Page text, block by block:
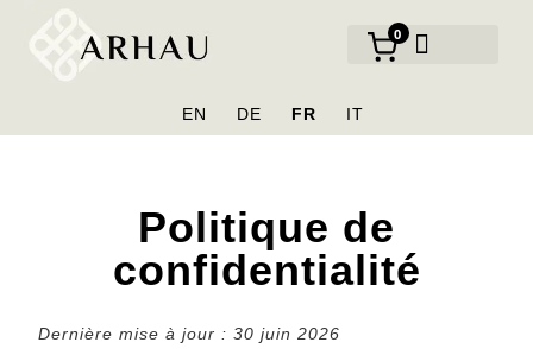
0
EN DE FR IT
Politique de
confidentialité
Dernière mise à jour : 30 juin 2026